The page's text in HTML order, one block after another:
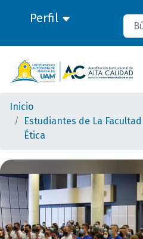
Perfil
Inicio
Estudiantes de La
Ética